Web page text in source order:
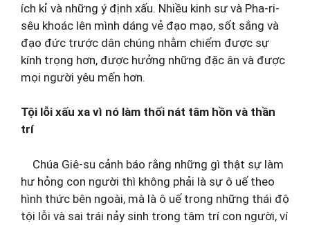
ích kỉ và những ý định xấu. Nhiều kinh sư và Pha-ri-
sêu khoác lên mình dáng vẻ đạo mạo, sốt sắng và
đạo đức trước dân chúng nhằm chiếm được sự
kính trọng hơn, được hưởng những đặc ân và được
mọi người yêu mến hơn.
Tội lỗi xấu xa vì nó làm thối nát tâm hồn và thần
trí
Chúa Giê-su cảnh báo rằng những gì thật sự làm
hư hỏng con người thì không phải là sự ô uế theo
hình thức bên ngoài, mà là ô uế trong những thái độ
tội lỗi và sai trái nảy sinh trong tâm trí con người, ví